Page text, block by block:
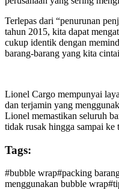
Terlepas dari “penurunan
tahun 2015, kita dapat
cukup identik dengan
barang-barang yang kita
Lionel Cargo mempunyai
dan terjamin yang
Lionel memastikan seluruh
tidak rusak hingga sampai ke
Tags:
#bubble wrap#packing
menggunakan bubble wrap#